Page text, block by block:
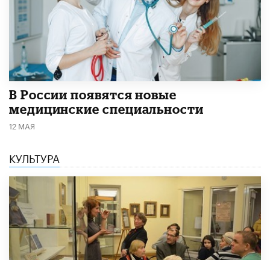
В России появятся новые
медицинские специальности
12 МАЯ
КУЛЬТУРА